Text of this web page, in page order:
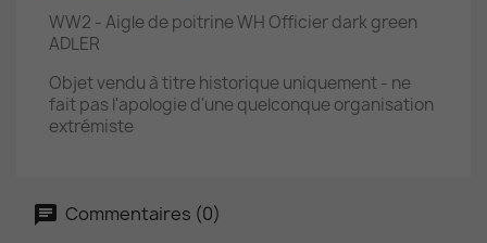
WW2 - Aigle de poitrine WH Officier dark green
ADLER
Objet vendu à titre historique uniquement - ne
fait pas l'apologie d'une quelconque organisation
extrémiste
Commentaires (0)